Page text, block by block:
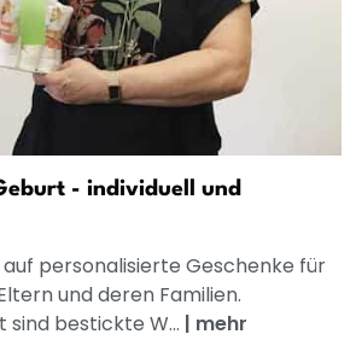
- individuell und
personalisierte Geschenke für
und deren Familien.
bestickte W... | mehr